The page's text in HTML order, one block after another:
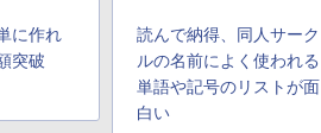
に作れ
突破
読んで納得、同人サーク
ルの名前によく使われる
単語や記号のリストが面
白い